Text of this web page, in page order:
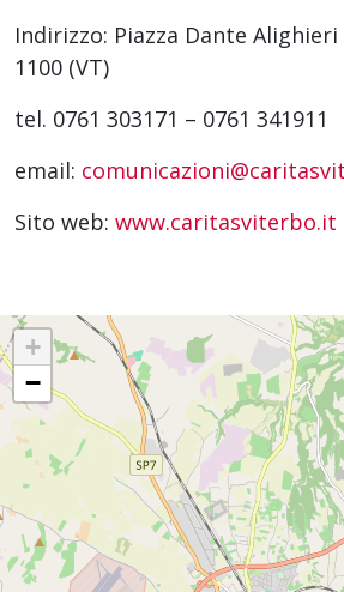
Indirizzo: Piazza Dante Alighieri
1100 (VT)
tel. 0761 303171 – 0761 341911
email:
Sito web: www.caritasviterbo.it
+
−